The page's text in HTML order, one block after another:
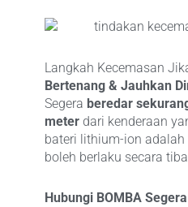
Langkah Kecemasan
Bertenang & Jauhkan
Segera beredar
meter dari kenderaan
bateri lithium-ion
boleh berlaku secara
Hubungi BOMBA Segera